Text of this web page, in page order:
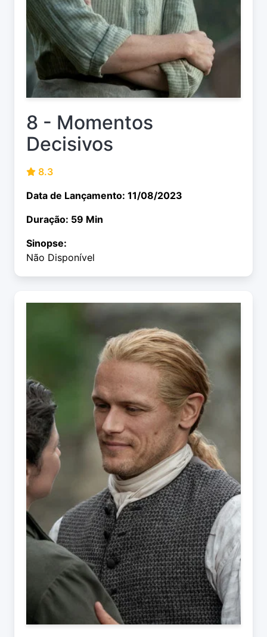
8 - Momentos
Decisivos
8.3
Data de Lançamento: 11/08/2023
Duração: 59 Min
Sinopse:
Não Disponível